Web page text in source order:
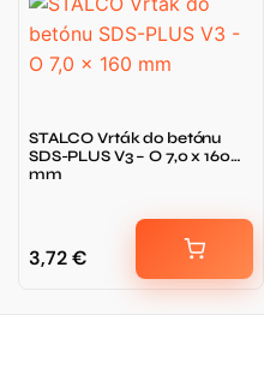
STALCO Vrták do betónu
SDS-PLUS V3 – O 7,0 x 160
mm
3,72€